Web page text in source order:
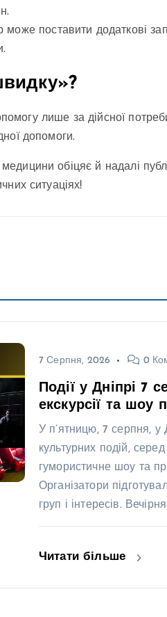
поставити додаткові
лише за дійсної
допомоги.
обіцяє й надалі
ситуаціях!
7 Серпня, 2026 0
Події у Дніпрі 7
екскурсії та шоу
У п’ятницю, 7 серпня, у
культурних подій, серед
гумористичне шоу та
Організатори
груп і інтересів.
Читати більше